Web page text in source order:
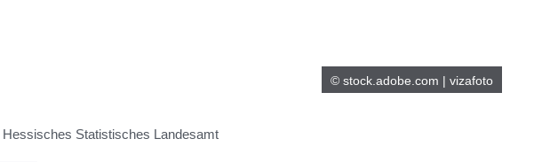
© stock.adobe.com | vizafoto
Hessisches Statistisches Landesamt